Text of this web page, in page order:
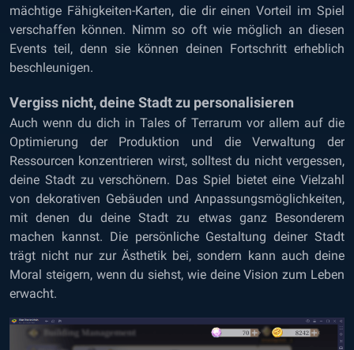
mächtige Fähigkeiten-Karten, die dir einen Vorteil im Spiel
verschaffen können. Nimm so oft wie möglich an diesen
Events teil, denn sie können deinen Fortschritt erheblich
beschleunigen.
Vergiss nicht, deine Stadt zu personalisieren
Auch wenn du dich in Tales of Terrarum vor allem auf die
Optimierung der Produktion und die Verwaltung der
Ressourcen konzentrieren wirst, solltest du nicht vergessen,
deine Stadt zu verschönern. Das Spiel bietet eine Vielzahl
von dekorativen Gebäuden und Anpassungsmöglichkeiten,
mit denen du deine Stadt zu etwas ganz Besonderem
machen kannst. Die persönliche Gestaltung deiner Stadt
trägt nicht nur zur Ästhetik bei, sondern kann auch deine
Moral steigern, wenn du siehst, wie deine Vision zum Leben
erwacht.